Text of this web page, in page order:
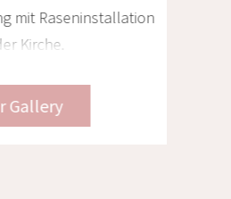
im Chalet mit Heli-
und Toskana, 3
Gallery